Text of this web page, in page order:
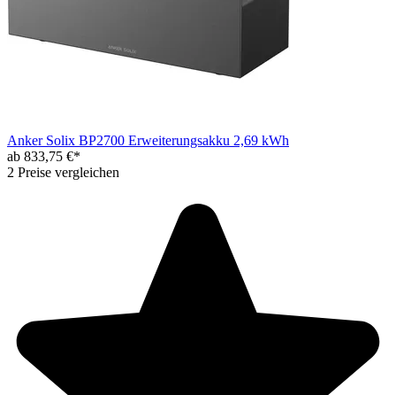
Anker Solix BP2700 Erweiterungsakku 2,69 kWh
ab 833,75 €*
2 Preise vergleichen